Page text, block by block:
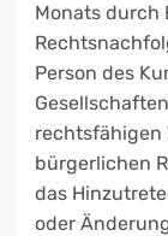
Monats durch
Person des
rechtsfähigen
bürgerlichen
das
oder